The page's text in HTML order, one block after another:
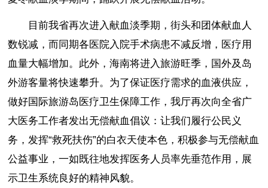
目前我省再次进入献血淡季期，街头和团体献血人
数锐减，而同期各医院入院手术病患不减反增，医疗用
血量大幅增加。此外，海南将进入旅游旺季，国外及岛
外游客量将快速攀升。为了保证医疗需求的血液供应，
做好国际旅游岛医疗卫生保障工作，我厅再次向全省广
大医务工作者发出无偿献血倡议：让我们履行公民义
务，发挥“救死扶伤”的白衣天使本色，积极参与无偿献血
公益事业，一如既往地发挥医务人员率先垂范作用，展
示卫生系统良好的精神风貌。